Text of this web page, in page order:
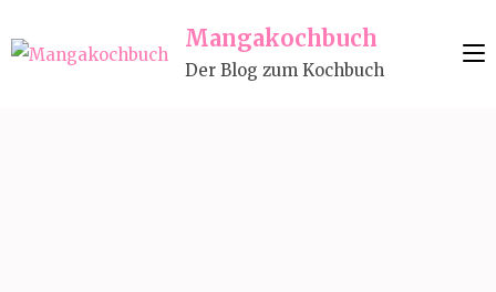
to
Mangakochbuch
Der Blog zum Kochbuch